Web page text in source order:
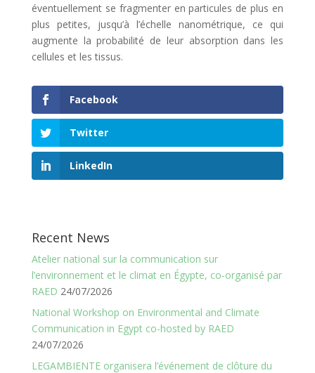
éventuellement se fragmenter en particules de plus en
plus petites, jusqu’à l’échelle nanométrique, ce qui
augmente la probabilité de leur absorption dans les
cellules et les tissus.
Facebook
Twitter
LinkedIn
Recent News
Atelier national sur la communication sur
l’environnement et le climat en Égypte, co-organisé par
RAED 24/07/2026
National Workshop on Environmental and Climate
Communication in Egypt co-hosted by RAED
24/07/2026
LEGAMBIENTE organisera l’événement de clôture du